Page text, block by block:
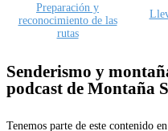
Preparación y
reconocimiento de las
rutas
Senderismo y
podcast de Montaña
Tenemos parte de este contenido